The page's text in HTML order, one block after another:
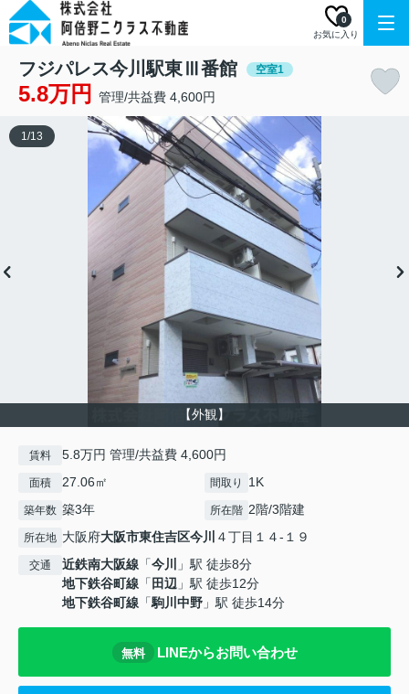
お気に入り
0
フジパレス今川駅東Ⅲ番館 空室1
5.8万円 管理/共益費 4,600円
【外観】
1/13
賃料 5.8万円 管理/共益費 4,600円
面積 27.06㎡ 間取り 1K
築年数 築3年 所在階 2階/3階建
所在地 大阪府大阪市東住吉区今川 ４丁目１４-１９
交通 近鉄南大阪線 「今川
」駅 徒歩8分
地下鉄谷町線 「 田辺 」駅 徒歩12分
地下鉄谷町線 「駒川中野 」駅 徒歩14分
無料 LINEからお問い合わせ